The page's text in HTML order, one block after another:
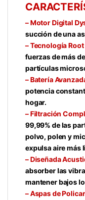
– Motor Digital
succión de una
– Tecnología
fuerzas de más
partículas
– Batería
potencia
hogar.
– Filtración
99,99% de las
polvo, polen y
expulsa aire más
– Diseñada
absorber las
mantener bajos
– Aspas de